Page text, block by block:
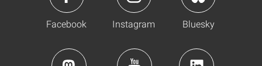
Facebook Instagram Bluesky